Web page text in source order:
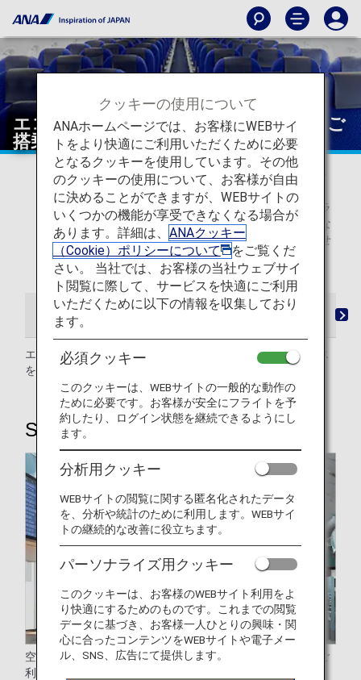
エコノミークラスのチェックインからご
搭乗・ご到着まで（日本国内線）
* 2026年5月19日以降のご搭乗分から、日本国内線の予
約検索画面での表記を従来の「プレミアムクラス」・
「普通席」から、「ファーストクラス（プレミアムクラ
ス）」・「エコノミークラス」へ変更いたしました。な
お、当表記変更に伴うサービスの変更は予定していませ
ん。
チェックインからご搭乗・ご到着まで シート
エコノミークラスのお客様がご利用いただける地上サービス
をご案内いたします。
STEP1：空港での手続き
空港でのチェックインが不要なオンラインチェックインをご
利用いただけます。
クッキーの使用について
ANAホームページでは、お客様にWEBサイ
トをより快適にご利用いただくために必要
となるクッキーを使用しています。その他
のクッキーの使用について、お客様が自由
に決めることができますが、WEBサイトの
いくつかの機能が享受できなくなる場合が
あります。詳細は、 ANAクッキー
（Cookie）ポリシーについて
をご覧くだ
さい。 当社では、お客様の当社ウェブサイ
ト閲覧に際して、サービスを快適にご利用
いただくために以下の情報を収集しており
ます。
必須クッキー
このクッキーは、WEBサイトの一般的な動作の
ために必要です。お客様が安全にフライトを予
約したり、ログイン状態を継続できるようにし
ます。
分析用クッキー
WEBサイトの閲覧に関する匿名化されたデータ
を、分析や統計のために利用します。WEBサイ
トの継続的な改善に役立ちます。
パーソナライズ用クッキー
このクッキーは、お客様のWEBサイト利用をよ
り快適にするためのものです。これまでの閲覧
データに基づき、お客様一人ひとりの興味・関
心に合ったコンテンツをWEBサイトや電子メー
ル、SNS、広告にて提供します。